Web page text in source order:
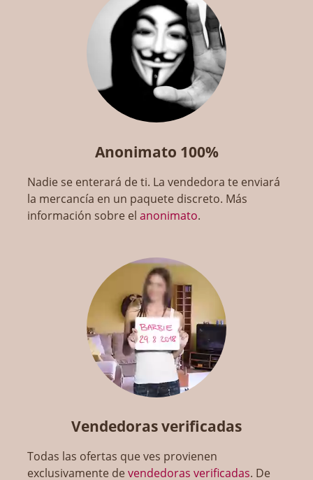
Anonimato 100%
Nadie se enterará de ti. La vendedora te enviará
la mercancía en un paquete discreto. Más
información sobre elanonimato.
Vendedoras verificadas
Todas las ofertas que ves provienen
exclusivamente devendedoras verificadas. De